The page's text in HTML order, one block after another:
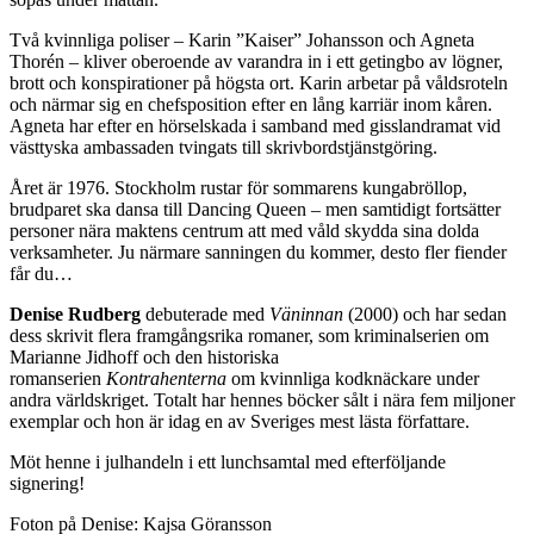
Två kvinnliga poliser – Karin ”Kaiser” Johansson och Agneta
Thorén – kliver oberoende av varandra in i ett getingbo av lögner,
brott och konspirationer på högsta ort. Karin arbetar på våldsroteln
och närmar sig en chefsposition efter en lång karriär inom kåren.
Agneta har efter en hörselskada i samband med gisslandramat vid
västtyska ambassaden tvingats till skrivbordstjänstgöring.
Året är 1976. Stockholm rustar för sommarens kungabröllop,
brudparet ska dansa till Dancing Queen – men samtidigt fortsätter
personer nära maktens centrum att med våld skydda sina dolda
verksamheter. Ju närmare sanningen du kommer, desto fler fiender
får du…
Denise Rudberg debuterade med Väninnan (2000) och har sedan
dess skrivit flera framgångsrika romaner, som kriminalserien om
Marianne Jidhoff och den historiska
romanserien Kontrahenterna om kvinnliga kodknäckare under
andra världskriget. Totalt har hennes böcker sålt i nära fem miljoner
exemplar och hon är idag en av Sveriges mest lästa författare.
Möt henne i julhandeln i ett lunchsamtal med efterföljande
signering!
Foton på Denise: Kajsa Göransson